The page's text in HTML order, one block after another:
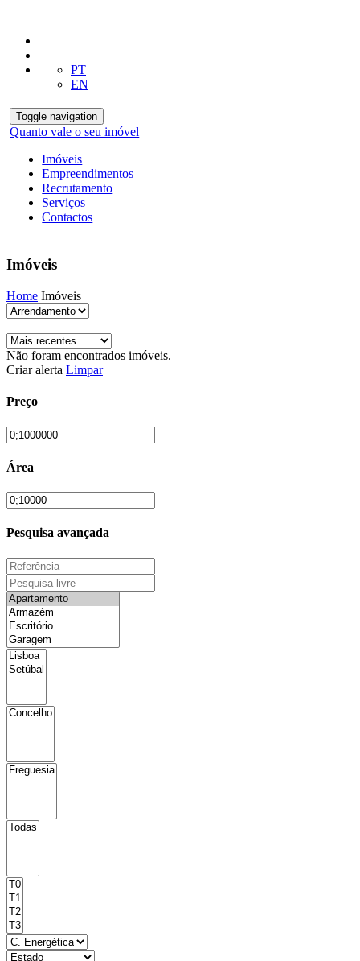
PT
EN
Toggle navigation
Quanto vale o seu imóvel
Imóveis
Empreendimentos
Recrutamento
Serviços
Contactos
Imóveis
Home Imóveis
Não foram encontrados imóveis.
Criar alerta Limpar
Preço
Área
Pesquisa avançada